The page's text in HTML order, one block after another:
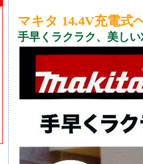
マキタ 14.4V充電式
手早くラクラク、美し